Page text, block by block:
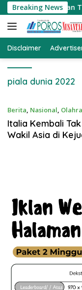
Langsung
ke
konten
Breaking News
MH Memberikan
Disclaimer
piala dunia 2022
Berita, Nasional,
Italia Kembali
Wakil Asia di